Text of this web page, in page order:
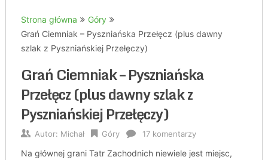
Strona główna
Góry
Grań Ciemniak – Pyszniańska Przełęcz (plus dawny
szlak z Pyszniańskiej Przełęczy)
Grań Ciemniak – Pyszniańska
Przełęcz (plus dawny szlak z
Pyszniańskiej Przełęczy)
Autor: Michał Góry 17 komentarzy
Na głównej grani Tatr Zachodnich niewiele jest miejsc,